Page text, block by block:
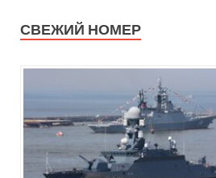
СВЕЖИЙ НОМЕР